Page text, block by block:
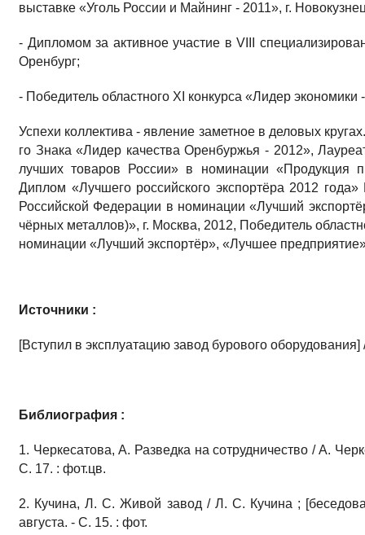
выставке «Уголь Рос­сии и Майнинг - 2011», г.
- Дипломом за активное учас­тие в VIII
Оренбург;
- Победитель областного XI конкурса «Лидер
Успехи коллектива - явление заметное в деловых
го Знака «Лидер качества Оренбур­жья - 2012»,
лучших товаров России» в номинации «Про­дукция
Диплом «Луч­шего российского экспортёра 2012
Российской Федера­ции в номинации «Лучший
чёрных металлов)», г. Москва, 2012, Победитель
но­минации «Лучший экспортёр», «Луч­шее
Источники :
[Вступил в эксплуатацию завод бурового
Библиография :
1. Черкесатова, А. Разведка на сотрудничество / А.
С. 17. : фот.цв.
2. Кучина, Л. С. Живой завод / Л. С. Кучина ;
августа. - С. 15. : фот.